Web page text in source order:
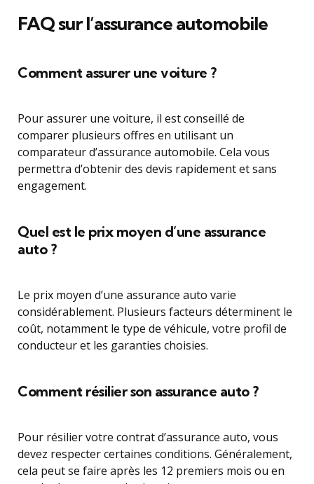
FAQ sur l’assurance automobile
Comment assurer une voiture ?
Pour assurer une voiture, il est conseillé de
comparer plusieurs offres en utilisant un
comparateur d’assurance automobile. Cela vous
permettra d’obtenir des devis rapidement et sans
engagement.
Quel est le prix moyen d’une assurance
auto ?
Le prix moyen d’une assurance auto varie
considérablement. Plusieurs facteurs déterminent le
coût, notamment le type de véhicule, votre profil de
conducteur et les garanties choisies.
Comment résilier son assurance auto ?
Pour résilier votre contrat d’assurance auto, vous
devez respecter certaines conditions. Généralement,
cela peut se faire après les 12 premiers mois ou en